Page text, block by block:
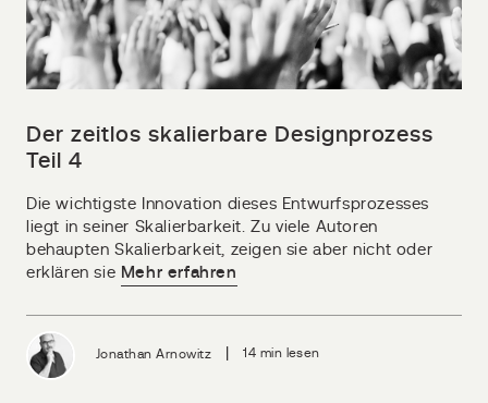
Der zeitlos skalierbare Designprozess
Teil 4
Die wichtigste Innovation dieses Entwurfsprozesses
liegt in seiner Skalierbarkeit. Zu viele Autoren
behaupten Skalierbarkeit, zeigen sie aber nicht oder
erklären sie Mehr erfahren
Jonathan Arnowitz 14 min lesen